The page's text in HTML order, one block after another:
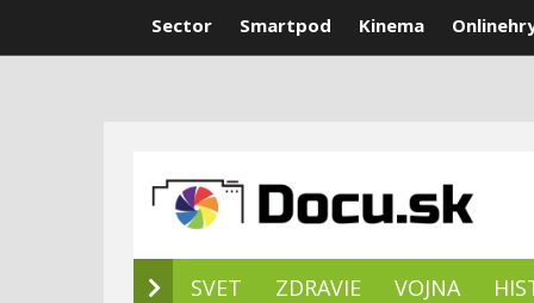
Sector Smartpod Kinema
SVET ZDRAVIE VOJNA